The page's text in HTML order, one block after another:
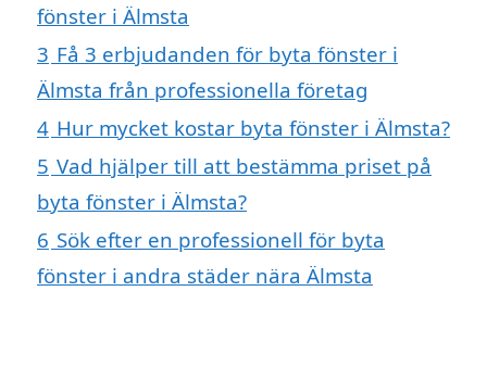
fönster i Älmsta
3 Få 3 erbjudanden för byta fönster i
Älmsta från professionella företag
4 Hur mycket kostar byta fönster i Älmsta?
5 Vad hjälper till att bestämma priset på
byta fönster i Älmsta?
6 Sök efter en professionell för byta
fönster i andra städer nära Älmsta